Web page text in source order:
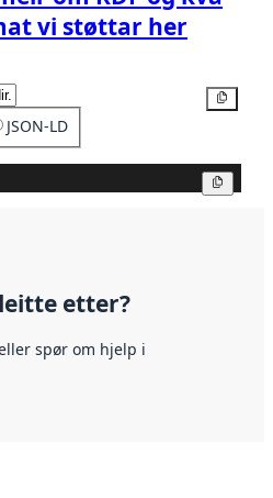
vi støttar her
JSON-LD
etter?
spør om hjelp i